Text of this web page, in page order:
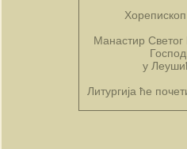
Манастир
у
Литургија ће